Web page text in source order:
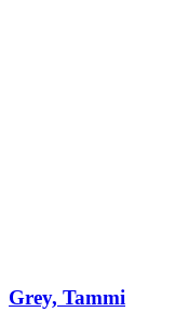
Grey, Tammi